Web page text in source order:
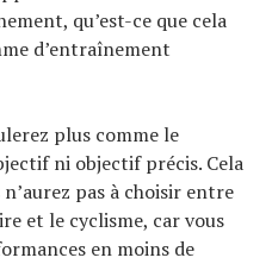
qu’est-ce que cela
d’entraînement
plus comme le
ni objectif précis. Cela
pas à choisir entre
et le cyclisme, car vous
en moins de